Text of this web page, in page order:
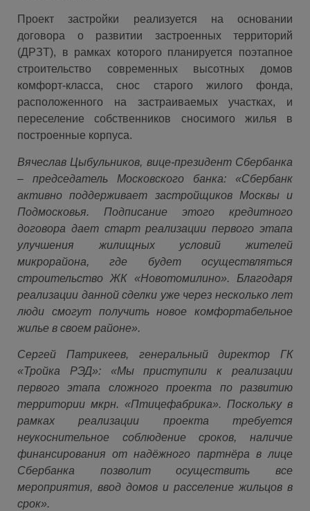
Проект застройки реализуется на основании
договора о развитии застроенных территорий
(ДРЗТ), в рамках которого планируется поэтапное
строительство современных высотных домов
комфорт-класса, снос старого жилого фонда,
расположенного на застраиваемых участках, и
переселение собственников сносимого жилья в
построенные корпуса.
Вячеслав Цыбульников, вице-президент Сбербанка
– председатель Московского банка: «Сбербанк
активно поддерживает застройщиков Москвы и
Подмосковья. Подписание этого кредитного
договора дает старт реализации первого этапа
улучшения жилищных условий жителей
микрорайона, где будет осуществляться
строительство ЖК «Новотомилино». Благодаря
реализации данной сделки уже через несколько лет
люди смогут получить новое комфортабельное
жилье в своем районе».
Сергей Патрикеев, генеральный директор ГК
«Тройка РЭД»: «Мы приступили к реализации
первого этапа сложного проекта по развитию
территории мкрн. «Птицефабрика». Поскольку в
рамках реализации проекта требуется
неукоснительное соблюдение сроков, наличие
финансирования от надёжного партнёра в лице
Сбербанка позволит осуществить все
мероприятия, ввод домов и расселение жильцов в
срок».